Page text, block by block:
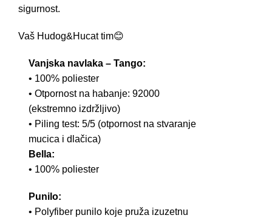
sigurnost.
Vaš Hudog&Hucat tim😊
Vanjska navlaka – Tango:
• 100% poliester
• Otpornost na habanje: 92000
(ekstremno izdržljivo)
• Piling test: 5/5 (otpornost na stvaranje
mucica i dlačica)
Bella:
• 100% poliester
Punilo:
• Polyfiber punilo koje pruža izuzetnu